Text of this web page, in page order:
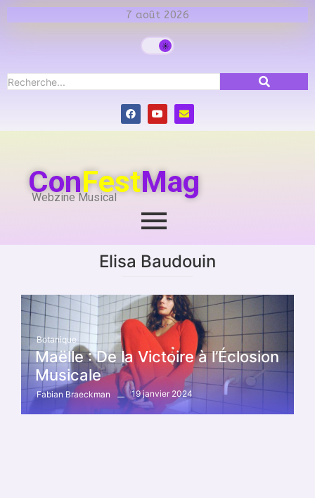
7 août 2026
ConFestMag
Webzine Musical
Elisa Baudouin
Botanique
Maëlle : De la Victoire à l’Éclosion
Musicale
Fabian Braeckman 19 janvier 2024